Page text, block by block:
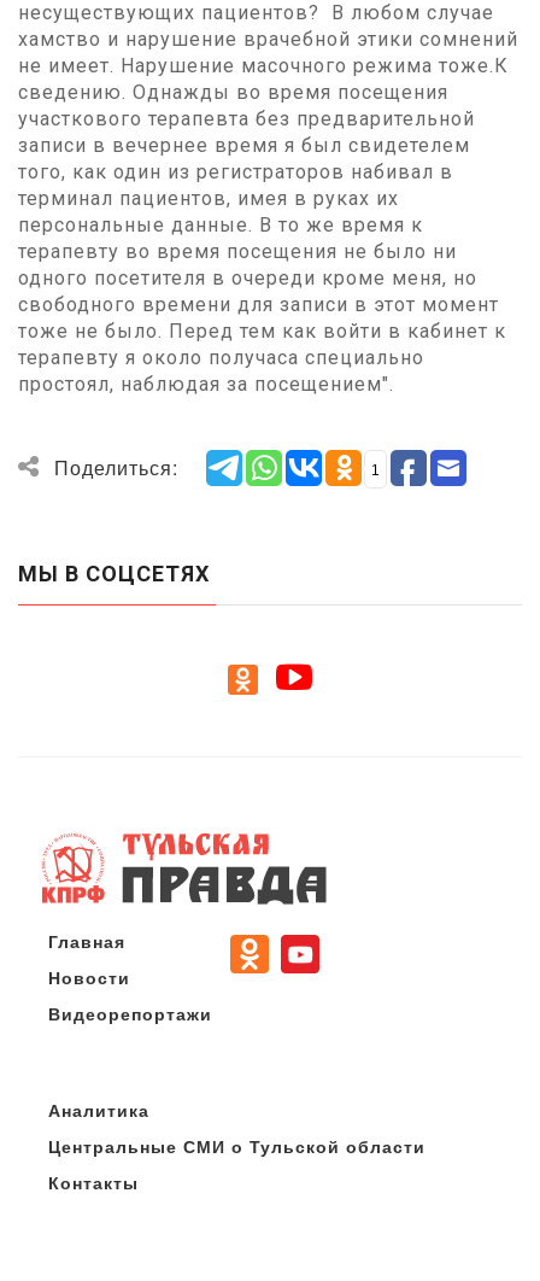
несуществующих пациентов? В любом случае
хамство и нарушение врачебной этики сомнений
не имеет. Нарушение масочного режима тоже.К
сведению. Однажды во время посещения
участкового терапевта без предварительной
записи в вечернее время я был свидетелем
того, как один из регистраторов набивал в
терминал пациентов, имея в руках их
персональные данные. В то же время к
терапевту во время посещения не было ни
одного посетителя в очереди кроме меня, но
свободного времени для записи в этот момент
тоже не было. Перед тем как войти в кабинет к
терапевту я около получаса специально
простоял, наблюдая за посещением".
Поделиться: 1
МЫ В СОЦСЕТЯХ
Главная
Новости
Видеорепортажи
Аналитика
Центральные СМИ о Тульской области
Контакты